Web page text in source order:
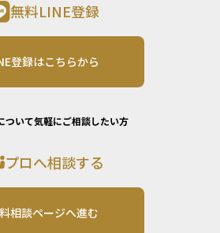
無料LINE登録
登録はこちらから
ついて気軽にご相談したい方
プロへ相談する
相談ページへ進む